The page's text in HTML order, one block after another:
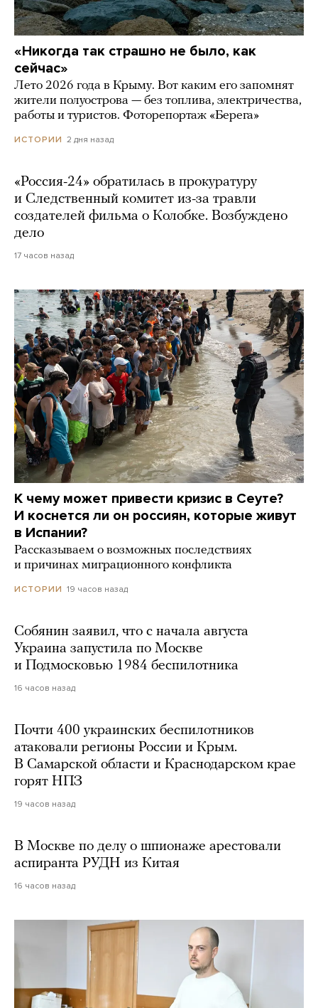
«Никогда так страшно не было, как
сейчас»
Лето 2026 года в Крыму. Вот каким его запомнят
жители полуострова — без топлива, электричества,
работы и туристов. Фоторепортаж «Берега»
ИСТОРИИ 2 дня назад
«Россия-24» обратилась в прокуратуру
и Следственный комитет из-за травли
создателей фильма о Колобке. Возбуждено
дело
17 часов назад
К чему может привести кризис в Сеуте?
И коснется ли он россиян, которые живут
в Испании?
Рассказываем о возможных последствиях
и причинах миграционного конфликта
ИСТОРИИ 19 часов назад
Собянин заявил, что с начала августа
Украина запустила по Москве
и Подмосковью 1984 беспилотника
16 часов назад
Почти 400 украинских беспилотников
атаковали регионы России и Крым.
В Самарской области и Краснодарском крае
горят НПЗ
19 часов назад
В Москве по делу о шпионаже арестовали
аспиранта РУДН из Китая
16 часов назад